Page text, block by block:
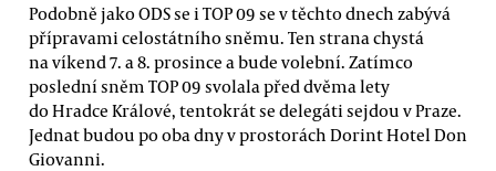
Podobně jako ODS se i TOP 09 se v těchto dnech zabývá
přípravami celostátního sněmu. Ten strana chystá
na víkend 7. a 8. prosince a bude volební. Zatímco
poslední sněm TOP 09 svolala před dvěma lety
do Hradce Králové, tentokrát se delegáti sejdou v Praze.
Jednat budou po oba dny v prostorách Dorint Hotel Don
Giovanni.